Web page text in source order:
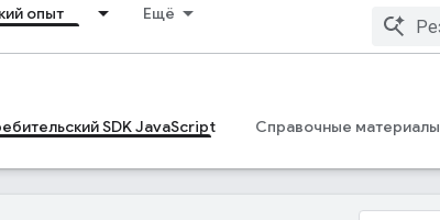
опыт Ещё
SDK JavaScript Справочные материалы